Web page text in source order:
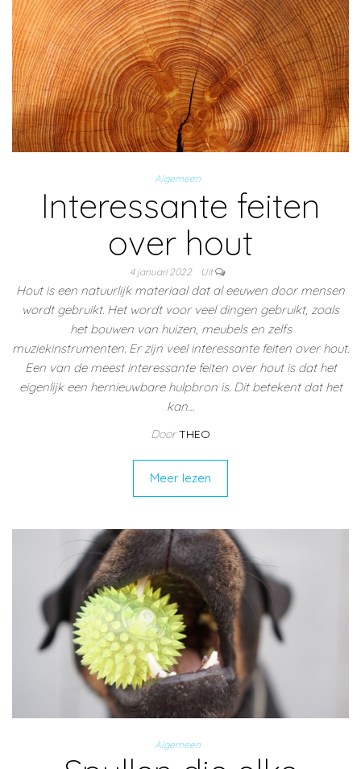
Algemeen
Interessante feiten
over hout
4 januari 2022 Uit
Hout is een natuurlijk materiaal dat al eeuwen door mensen
wordt gebruikt. Het wordt voor veel dingen gebruikt, zoals
het bouwen van huizen, meubels en zelfs
muziekinstrumenten. Er zijn veel interessante feiten over hout.
Een van de meest interessante feiten over hout is dat het
eigenlijk een hernieuwbare hulpbron is. Dit betekent dat het
kan…
Door THEO
Meer lezen
Algemeen